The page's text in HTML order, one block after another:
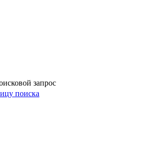
запрос
поиска